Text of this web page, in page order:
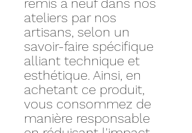
remis à neuf dans nos
ateliers par nos
artisans, selon un
savoir-faire spécifique
alliant technique et
esthétique. Ainsi, en
achetant ce produit,
vous consommez de
manière responsable